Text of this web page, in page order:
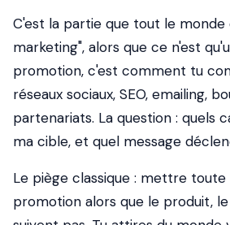
C'est la partie que tout le
marketing", alors que ce n'est
promotion, c'est comment tu
réseaux sociaux, SEO, emailing,
partenariats. La question : quels
ma cible, et quel message
Le piège classique : mettre
promotion alors que le produit,